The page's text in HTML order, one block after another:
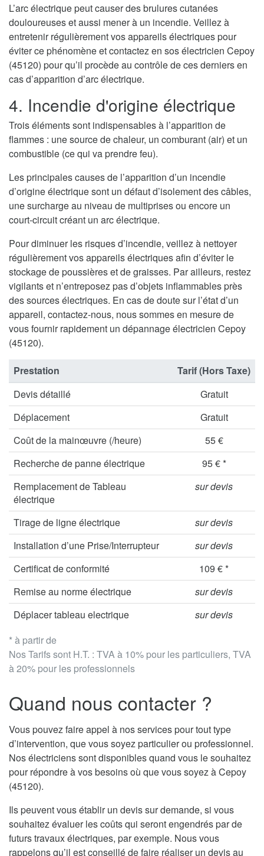
L’arc électrique peut causer des brulures cutanées
douloureuses et aussi mener à un incendie. Veillez à
entretenir régulièrement vos appareils électriques pour
éviter ce phénomène et contactez en sos électricien Cepoy
(45120) pour qu’il procède au contrôle de ces derniers en
cas d’apparition d’arc électrique.
4. Incendie d'origine électrique
Trois éléments sont indispensables à l’apparition de
flammes : une source de chaleur, un comburant (air) et un
combustible (ce qui va prendre feu).
Les principales causes de l’apparition d’un incendie
d’origine électrique sont un défaut d’isolement des câbles,
une surcharge au niveau de multiprises ou encore un
court-circuit créant un arc électrique.
Pour diminuer les risques d’incendie, veillez à nettoyer
régulièrement vos appareils électriques afin d’éviter le
stockage de poussières et de graisses. Par ailleurs, restez
vigilants et n’entreposez pas d’objets inflammables près
des sources électriques. En cas de doute sur l’état d’un
appareil, contactez-nous, nous sommes en mesure de
vous fournir rapidement un dépannage électricien Cepoy
(45120).
* à partir de
Nos Tarifs sont H.T. : TVA à 10% pour les particuliers, TVA
à 20% pour les professionnels
Prestation
Tarif (Hors Taxe)
Devis détaillé
Gratuit
Déplacement
Gratuit
Coût de la mainœuvre (/heure)
55 €
Recherche de panne électrique
95 € *
Remplacement de Tableau
électrique
sur devis
Tirage de ligne électrique
sur devis
Installation d’une Prise/Interrupteur
sur devis
Certificat de conformité
109 € *
Remise au norme électrique
sur devis
Déplacer tableau electrique
sur devis
Quand nous contacter ?
Vous pouvez faire appel à nos services pour tout type
d’intervention, que vous soyez particulier ou professionnel.
Nos électriciens sont disponibles quand vous le souhaitez
pour répondre à vos besoins où que vous soyez à Cepoy
(45120).
Ils peuvent vous établir un devis sur demande, si vous
souhaitez évaluer les coûts qui seront engendrés par de
futurs travaux électriques, par exemple. Nous vous
rappelons qu’il est conseillé de faire réaliser un devis au